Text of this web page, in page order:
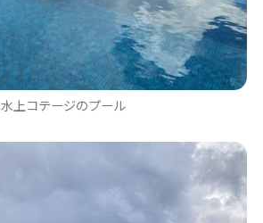
水上コテージのプール